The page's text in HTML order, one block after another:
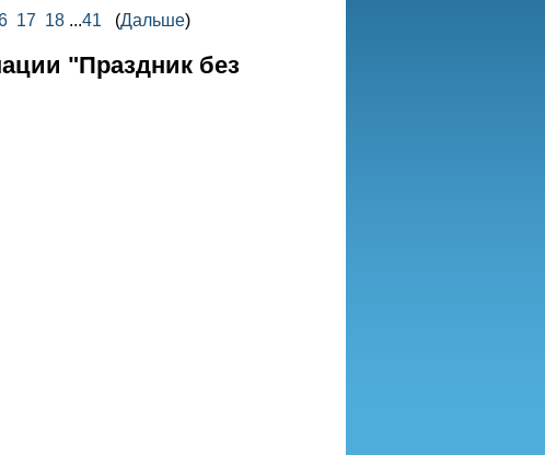
17 18...41(Дальше)
"Праздник без